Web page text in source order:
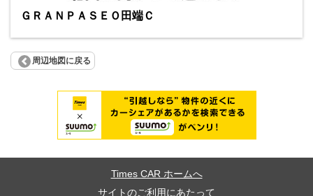
ＧＲＡＮＰＡＳＥＯ田端Ｃ
周辺地図に戻る
Times CAR ホームへ
サイトのご利用にあたって